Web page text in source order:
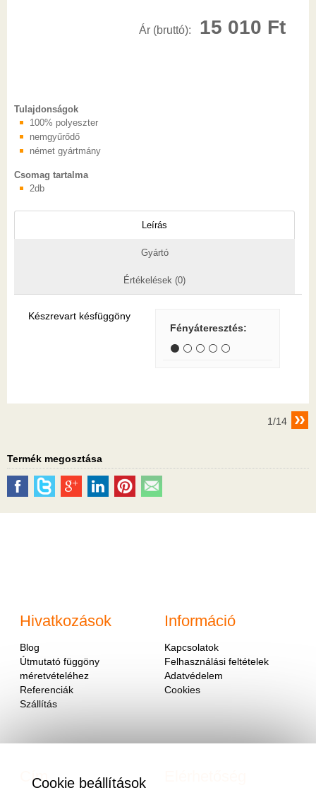
Ár (bruttó): 15 010 Ft
Tulajdonságok
100% polyeszter
nemgyűrődő
német gyártmány
Csomag tartalma
2db
Leírás
Gyártó
Értékelések (0)
Készrevart késfüggöny
Fényáteresztés:
⚫ ⚪ ⚪ ⚪ ⚪
1/14
Termék megosztása
Hivatkozások
Blog
Útmutató függöny
méretvételéhez
Referenciák
Szállítás
Információ
Kapcsolatok
Felhasználási feltételek
Adatvédelem
Cookies
Cím
Cookie beállítások